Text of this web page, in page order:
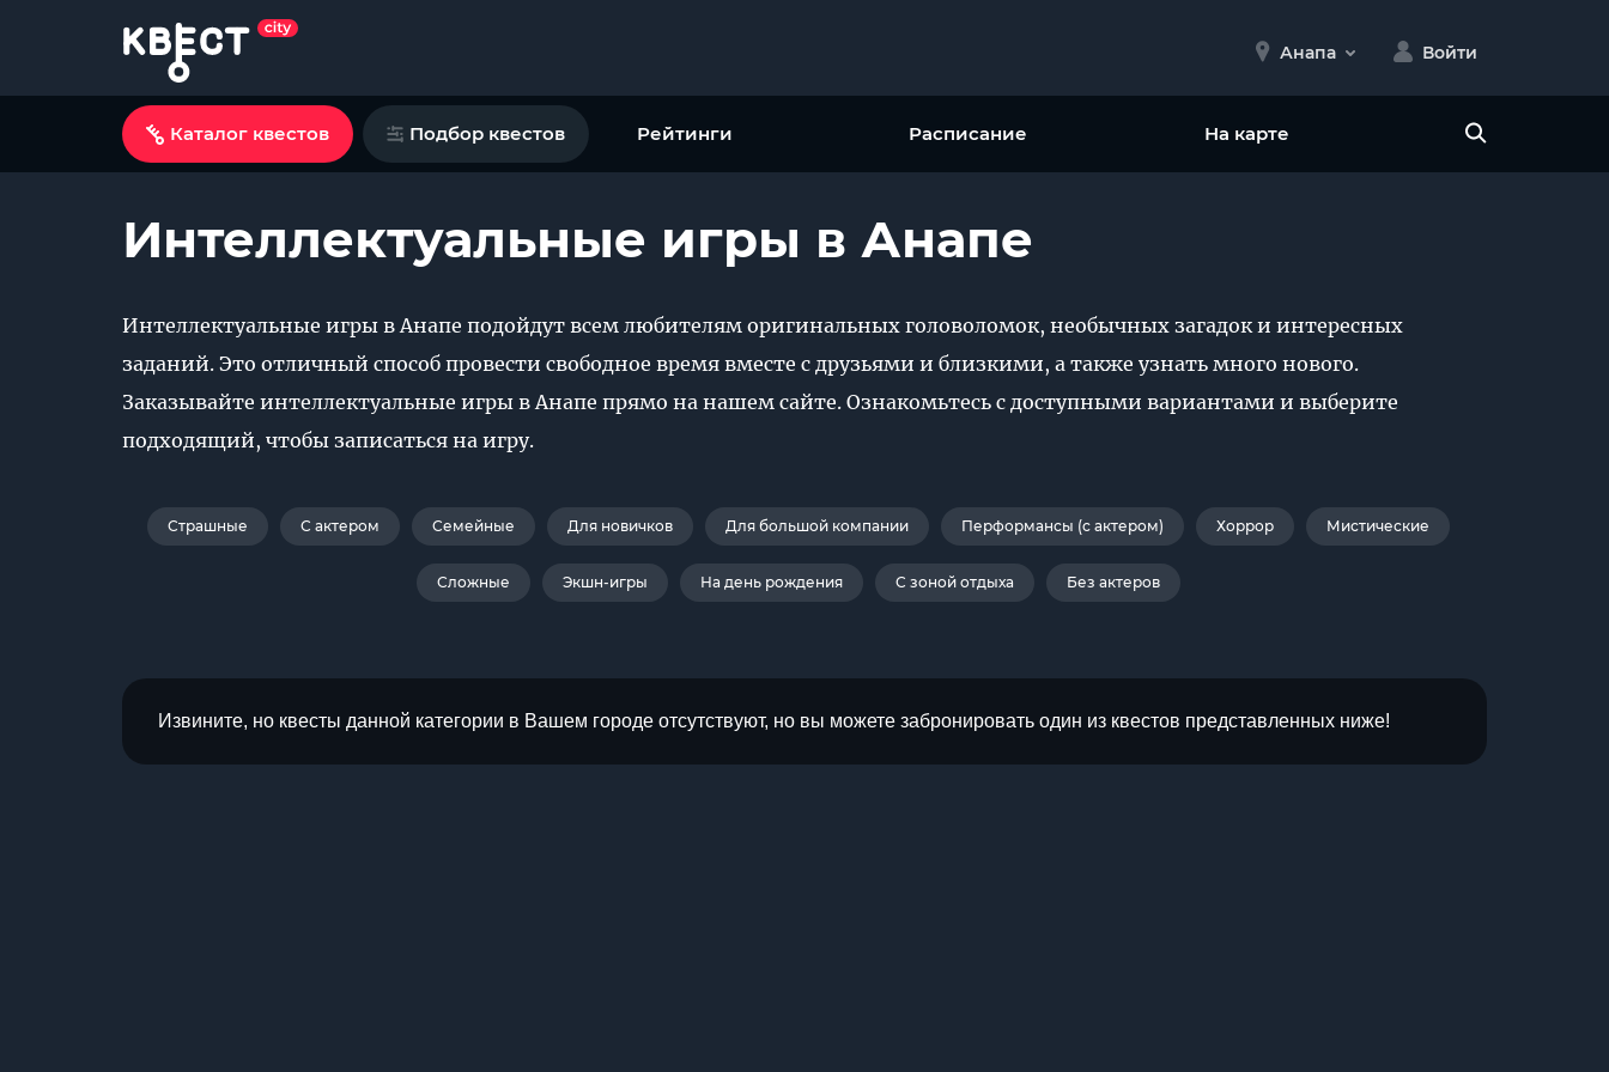
Анапа Войти
Каталог квестов Подбор квестов Рейтинги Расписание На карте
Интеллектуальные игры в Анапе
Интеллектуальные игры в Анапе подойдут всем любителям оригинальных головоломок, необычных загадок и интересных
заданий. Это отличный способ провести свободное время вместе с друзьями и близкими, а также узнать много нового.
Заказывайте интеллектуальные игры в Анапе прямо на нашем сайте. Ознакомьтесь с доступными вариантами и выберите
подходящий, чтобы записаться на игру.
Страшные С актером Семейные Для новичков Для большой компании Перформансы (с актером) Хоррор Мистические
Сложные Экшн-игры На день рождения С зоной отдыха Без актеров
Извините, но квесты данной категории в Вашем городе отсутствуют, но вы можете забронировать один из квестов представленных ниже!